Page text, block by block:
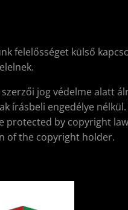
felelősséget külső
jog védelme alatt
írásbeli engedélye
by copyright
of the copyright holder.